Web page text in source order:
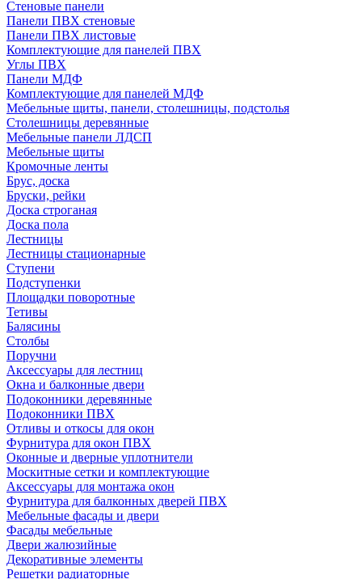
Стеновые панели
Панели ПВХ стеновые
Панели ПВХ листовые
Комплектующие для панелей ПВХ
Углы ПВХ
Панели МДФ
Комплектующие для панелей МДФ
Мебельные щиты, панели, столешницы, подстолья
Столешницы деревянные
Мебельные панели ЛДСП
Мебельные щиты
Кромочные ленты
Брус, доска
Бруски, рейки
Доска строганая
Доска пола
Лестницы
Лестницы стационарные
Ступени
Подступенки
Площадки поворотные
Тетивы
Балясины
Столбы
Поручни
Аксессуары для лестниц
Окна и балконные двери
Подоконники деревянные
Подоконники ПВХ
Отливы и откосы для окон
Фурнитура для окон ПВХ
Оконные и дверные уплотнители
Москитные сетки и комплектующие
Аксессуары для монтажа окон
Фурнитура для балконных дверей ПВХ
Мебельные фасады и двери
Фасады мебельные
Двери жалюзийные
Декоративные элементы
Решетки радиаторные